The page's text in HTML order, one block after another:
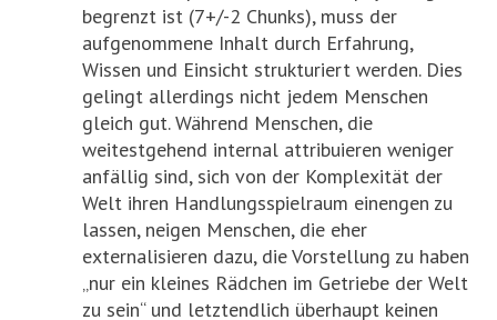
begrenzt ist (7+/-2 Chunks), muss der
aufgenommene Inhalt durch Erfahrung,
Wissen und Einsicht strukturiert werden. Dies
gelingt allerdings nicht jedem Menschen
gleich gut. Während Menschen, die
weitestgehend internal attribuieren weniger
anfällig sind, sich von der Komplexität der
Welt ihren Handlungsspielraum einengen zu
lassen, neigen Menschen, die eher
externalisieren dazu, die Vorstellung zu haben
„nur ein kleines Rädchen im Getriebe der Welt
zu sein“ und letztendlich überhaupt keinen